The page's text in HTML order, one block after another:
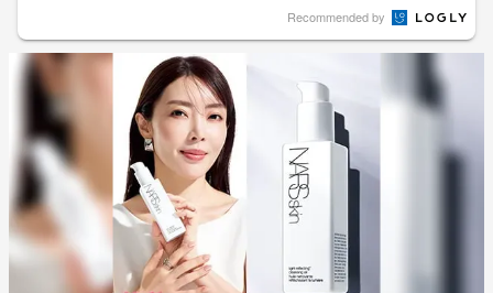
Recommended by